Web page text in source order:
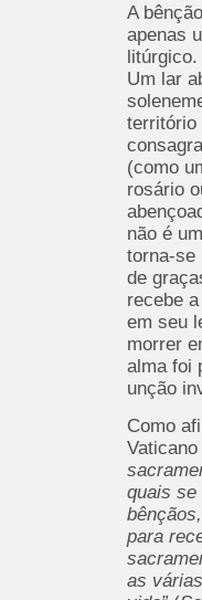
A
apenas
litúrgico.
Um lar
território
(como
rosário
não é
torna-se
de
recebe
em seu
morrer
alma foi
unção
Como
Vaticano
quais se
para
as